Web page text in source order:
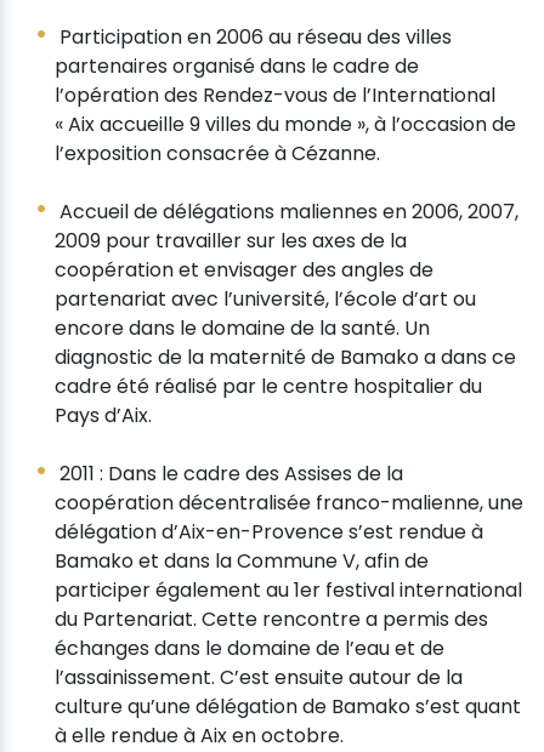
Participation en 2006 au réseau des villes
partenaires organisé dans le cadre de
l’opération des Rendez-vous de l’International
« Aix accueille 9 villes du monde », à l’occasion de
l’exposition consacrée à Cézanne.
Accueil de délégations maliennes en 2006, 2007,
2009 pour travailler sur les axes de la
coopération et envisager des angles de
partenariat avec l’université, l’école d’art ou
encore dans le domaine de la santé. Un
diagnostic de la maternité de Bamako a dans ce
cadre été réalisé par le centre hospitalier du
Pays d’Aix.
2011 : Dans le cadre des Assises de la
coopération décentralisée franco-malienne, une
délégation d’Aix-en-Provence s’est rendue à
Bamako et dans la Commune V, afin de
participer également au 1er festival international
du Partenariat. Cette rencontre a permis des
échanges dans le domaine de l’eau et de
l’assainissement. C’est ensuite autour de la
culture qu’une délégation de Bamako s’est quant
à elle rendue à Aix en octobre.